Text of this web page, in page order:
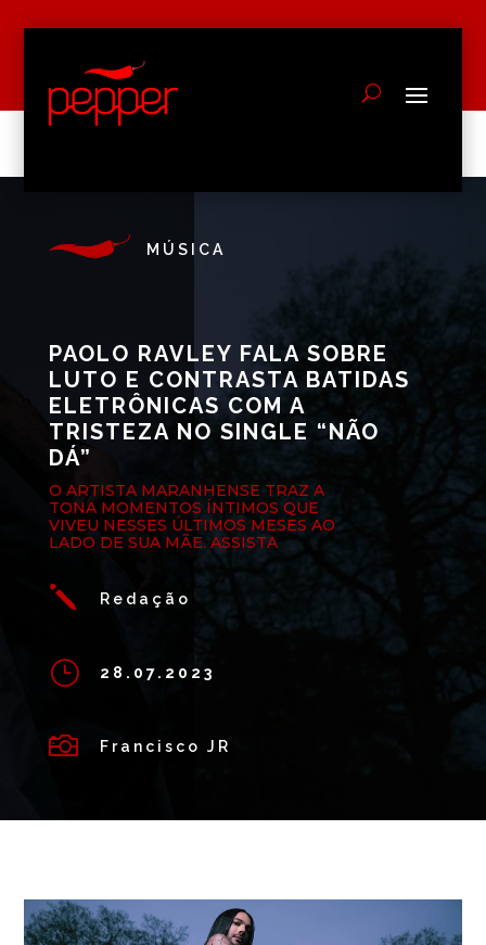
MÚSICA
PAOLO RAVLEY FALA SOBRE
LUTO E CONTRASTA BATIDAS
ELETRÔNICAS COM A
TRISTEZA NO SINGLE “NÃO
DÁ”
O ARTISTA MARANHENSE TRAZ A
TONA MOMENTOS ÍNTIMOS QUE
VIVEU NESSES ÚLTIMOS MESES AO
LADO DE SUA MÃE. ASSISTA
j Redação
} 28.07.2023
 Francisco JR